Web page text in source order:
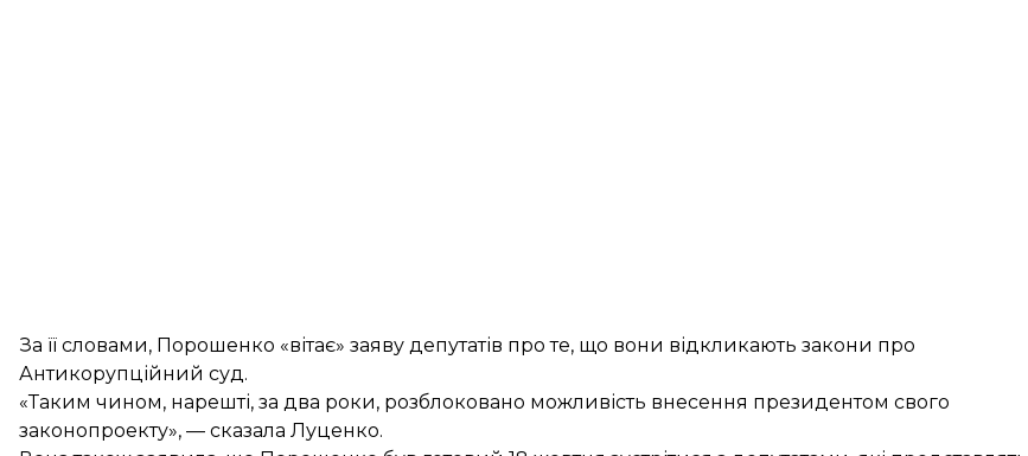
За її словами, Порошенко «вітає» заяву депутатів про те, що вони відкликають закони про
Антикорупційний суд.
«Таким чином, нарешті, за два роки, розблоковано можливість внесення президентом свого
законопроекту», — сказала Луценко.